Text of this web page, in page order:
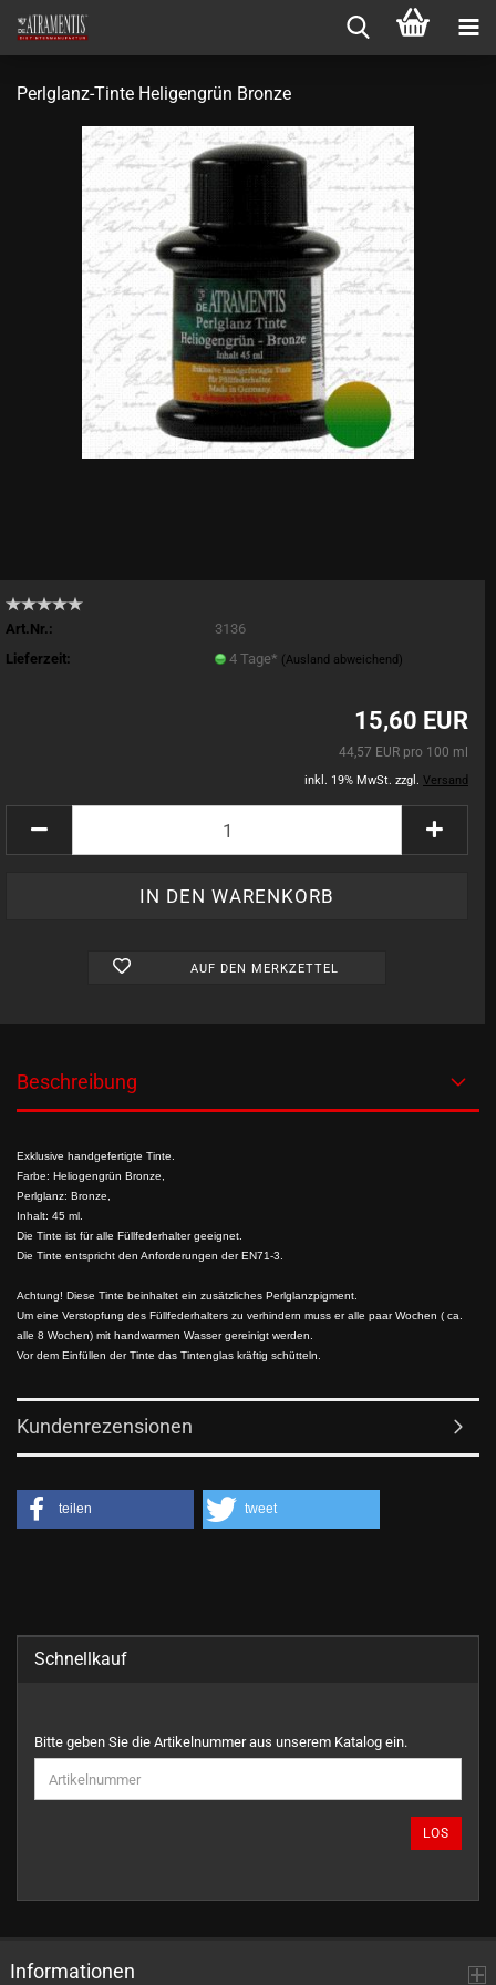
Perlglanz-Tinte Heligengrün Bronze
Art.Nr.:
3136
Lieferzeit:
4 Tage* (Ausland abweichend)
15,60 EUR
44,57 EUR pro 100 ml
inkl. 19% MwSt. zzgl. Versand
AUF DEN MERKZETTEL
Beschreibung
Exklusive handgefertigte Tinte.
Farbe: Heliogengrün Bronze,
Perlglanz: Bronze,
Inhalt: 45 ml.
Die Tinte ist für alle Füllfederhalter geeignet.
Die Tinte entspricht den Anforderungen der EN71-3.
Achtung! Diese Tinte beinhaltet ein zusätzliches Perlglanzpigment.
Um eine Verstopfung des Füllfederhalters zu verhindern muss er alle paar Wochen ( ca.
alle 8 Wochen) mit handwarmen Wasser gereinigt werden.
Vor dem Einfüllen der Tinte das Tintenglas kräftig schütteln.
Kundenrezensionen
teilen tweet
Schnellkauf
BITTE
GEBEN
SIE
DIE
EIN.
Bitte geben Sie die Artikelnummer aus unserem Katalog ein.
LOS
Informationen